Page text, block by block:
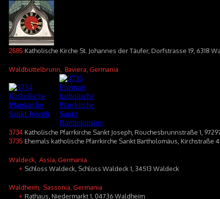
2685 Katholische Kirche St. Johannes der Täufer, Dorfstrasse 19, 6318
Waldbüttelbrunn , Baviera, Germania
3734 Katholische Pfarrkirche Sankt Joseph, Rouchesbrunnstraße 1,
3735 Ehemals katholische Pfarrkirche Sankt Bartholomäus, Kirchstraße
Waldeck , Assia, Germania
+ Schloss Waldeck, Schloss Waldeck 1, 34513 Waldeck
Waldheim , Sassonia, Germania
+ Rathaus, Niedermarkt 1, 04736 Waldheim